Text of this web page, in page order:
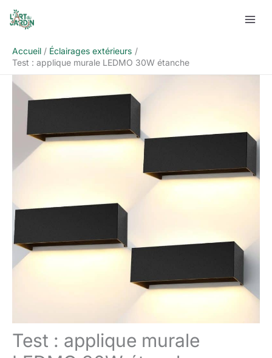
Aller
Accueil
Éclairages extérieurs
Test : applique murale LEDMO 30W étanche
Test : applique murale
Rechercher